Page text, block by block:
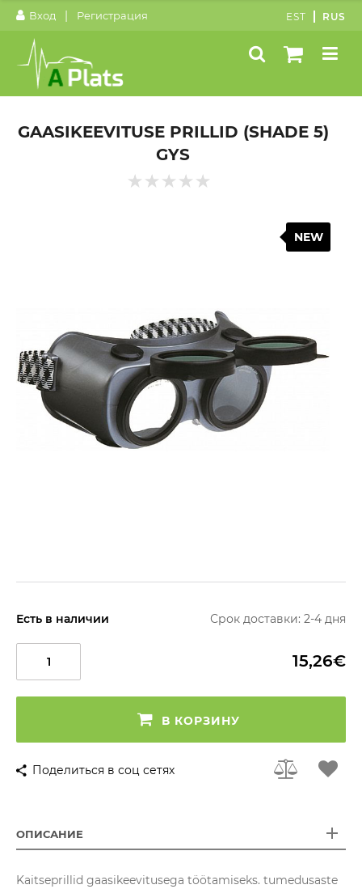
Вход | Регистрация EST RUS
GAASIKEEVITUSE PRILLID (SHADE 5)
GYS
NEW
Есть в наличии Срок доставки: 2-4 дня
15,26€
В КОРЗИНУ
Поделиться в соц сетях
ОПИСАНИЕ
Kaitseprillid gaasikeevitusega töötamiseks. tumedusaste